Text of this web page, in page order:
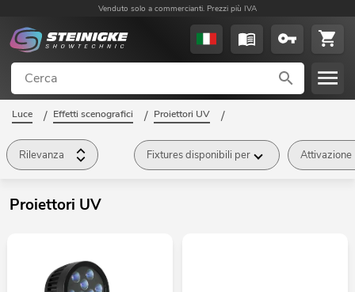
Venduto solo a commercianti. Prezzi più IVA
Luce / Effetti scenografici / Proiettori UV /
Rilevanza Fixtures disponibili per Attivazione
Proiettori UV